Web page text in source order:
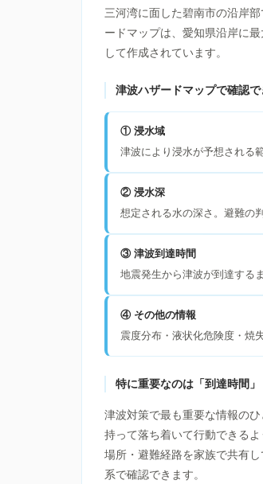
三河湾に面した碧南市の沿岸
ードマップは、愛知県沿岸に
して作成されています。
津波ハザードマップで確認
① 浸水域
津波により浸水が予想される
② 浸水深
想定される水の深さ。避難の
③ 津波到達時間
地震発生から津波が到達する
④ その他の情報
震度分布・液状化危険度・焼
特に重要なのは「到達時間」
津波対策で最も重要な情報の
持って落ち着いて行動できる
場所・避難経路を家族で共有
系で確認できます。